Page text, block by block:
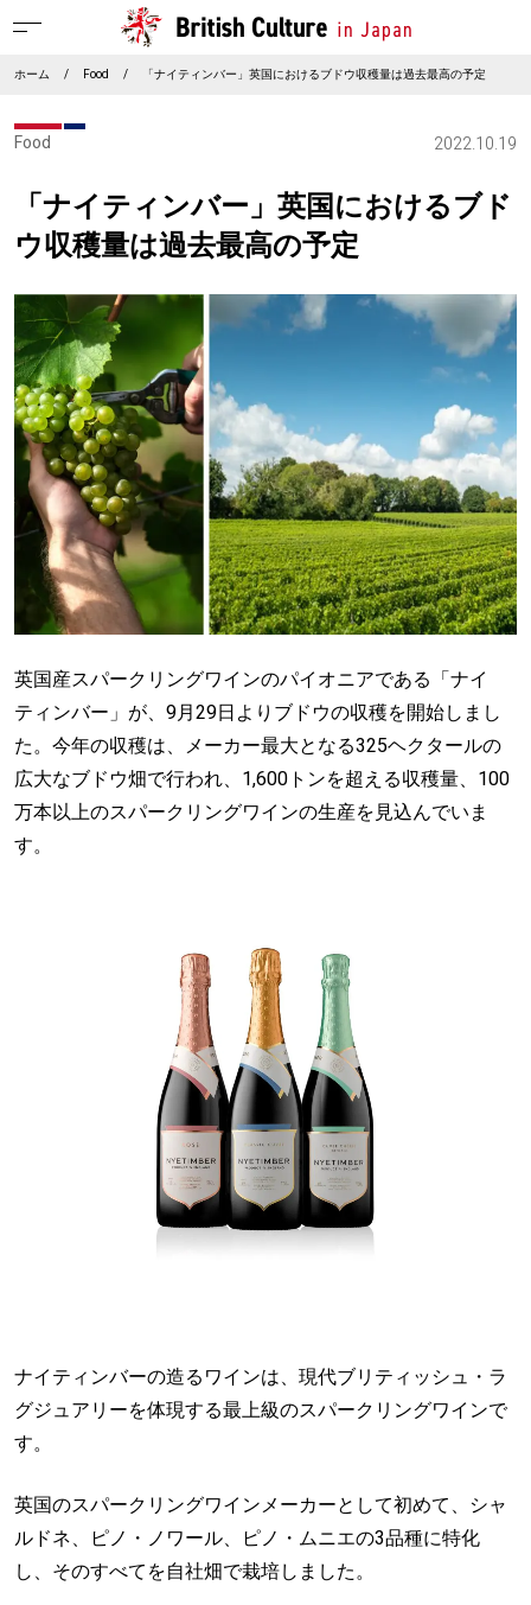
ホーム / Food / 「ナイティンバー」英国におけるブドウ収穫量は過去最高の予定
Food 2022.10.19
「ナイティンバー」英国におけるブド
ウ収穫量は過去最高の予定
英国産スパークリングワインのパイオニアである「ナイ
ティンバー」が、9月29日よりブドウの収穫を開始しまし
た。今年の収穫は、メーカー最大となる325ヘクタールの
広大なブドウ畑で行われ、1,600トンを超える収穫量、100
万本以上のスパークリングワインの生産を見込んでいま
す。
ナイティンバーの造るワインは、現代ブリティッシュ・ラ
グジュアリーを体現する最上級のスパークリングワインで
す。
英国のスパークリングワインメーカーとして初めて、シャ
ルドネ、ピノ・ノワール、ピノ・ムニエの3品種に特化
し、そのすべてを自社畑で栽培しました。